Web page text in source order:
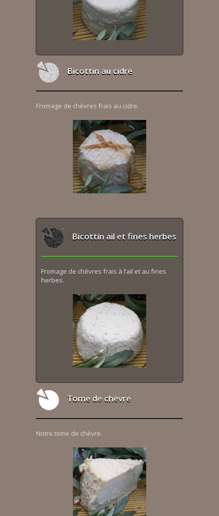
Bicottin au cidre
Fromage de chèvres frais au cidre.
Bicottin ail et fines herbes
Fromage de chèvres frais à l’ail et au fines
herbes.
Tome de chèvre
Notre tome de chèvre.